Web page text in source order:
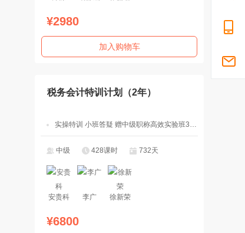
¥2980
加入购物车
税务会计特训计划（2年）
实操特训 小班答疑 赠中级职称高效实验班3科2考期
中级 428课时 732天
安贵科 李广 徐新荣
¥6800